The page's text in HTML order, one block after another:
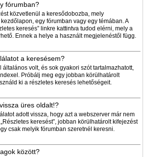
fórumban?
közvetlenül a keresődobozba, mely
egy fórumban vagy egy témában. A
keresés” linkre kattintva tudod elérni, mely a
Ennek a helye a használt megjelenéstől függ.
a keresésem?
volt, és sok gyakori szót tartalmazhatott,
Próbálj meg egy jobban körülhatárolt
ki a részletes keresés lehetőségeit.
üres oldalt!?
adott vissza, hogy azt a webszerver már nem
keresést”, jobban körülhatárolt kifejezést
csak melyik fórumban szeretnél keresni.
között?